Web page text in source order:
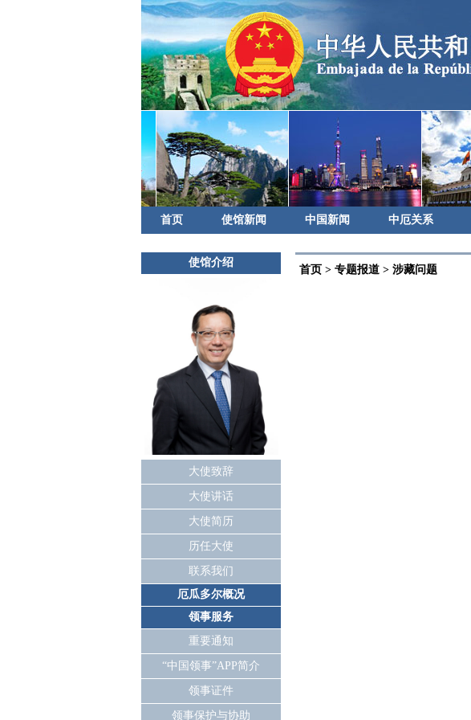
首页 使馆新闻 中国新闻 中厄关系
使馆介绍
大使致辞
大使讲话
大使简历
历任大使
联系我们
厄瓜多尔概况
领事服务
重要通知
“中国领事”APP简介
领事证件
领事保护与协助
首页 > 专题报道 > 涉藏问题